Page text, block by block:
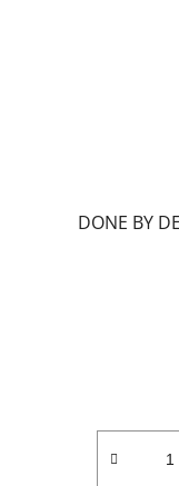
DONE BY